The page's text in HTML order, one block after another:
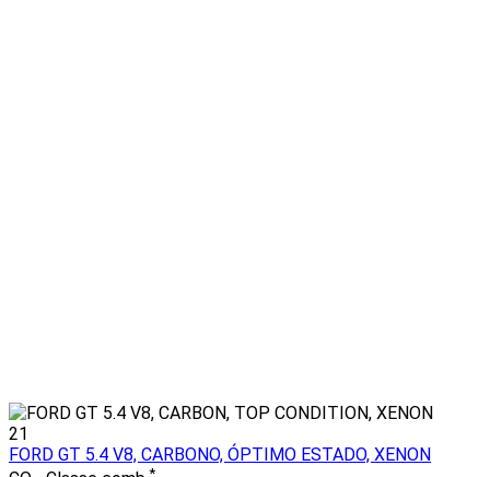
21
FORD GT 5.4 V8, CARBONO, ÓPTIMO ESTADO, XENON
*